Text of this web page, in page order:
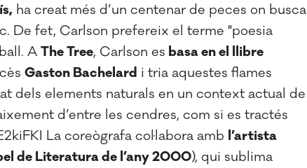
ha creat més d’un centenar de peces on busca
De fet, Carlson prefereix el terme "poesia
A The Tree, Carlson es basa en el llibre
Gaston Bachelard i tria aquestes flames
dels elements naturals en un context actual de
d’entre les cendres, com si es tractés
La coreògrafa col·labora amb l’artista
de Literatura de l’any 2000), qui sublima